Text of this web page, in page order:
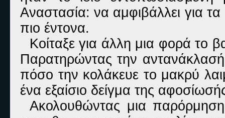
Αναστασία: να αμφιβάλλει για
πιο έντονα.
Κοίταξε για άλλη μια φορά το
Παρατηρώντας την
πόσο την κολάκευε το μακρύ
ένα εξαίσιο δείγμα της
Ακολουθώντας μια